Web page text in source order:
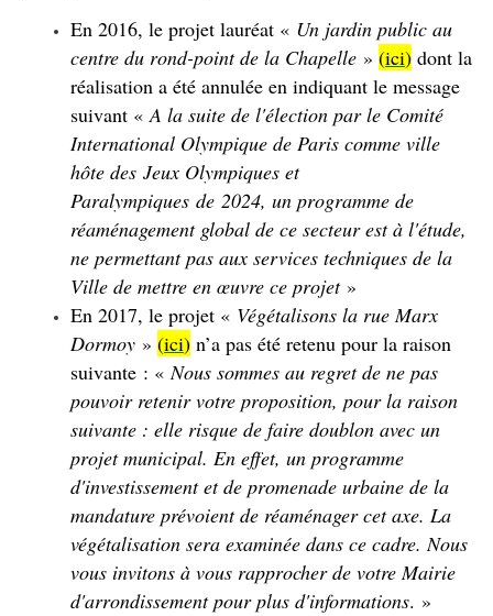
En 2016, le projet lauréat « Un jardin public au
centre du rond-point de la Chapelle » (ici) dont la
réalisation a été annulée en indiquant le message
suivant «A la suite de l'élection par le Comité
International Olympique de Paris comme ville
hôte des Jeux Olympiques et
Paralympiques de 2024, un programme de
réaménagement global de ce secteur est à l'étude,
ne permettant pas aux services techniques de la
Ville de mettre en œuvre ce projet»
En 2017, le projet « Végétalisons la rue Marx
Dormoy » (ici) n’a pas été retenu pour la raison
suivante : «Nous sommes au regret de ne pas
pouvoir retenir votre proposition, pour la raison
suivante : elle risque de faire doublon avec un
projet municipal. En effet, un programme
d'investissement et de promenade urbaine de la
mandature prévoient de réaménager cet axe. La
végétalisation sera examinée dans ce cadre. Nous
vous invitons à vous rapprocher de votre Mairie
d'arrondissement pour plus d'informations. »